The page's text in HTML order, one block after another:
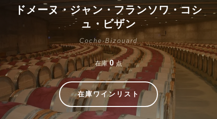
ドメーヌ・ジャン・フランソワ・コシ
ュ・ビザン
Coche-Bizouard
在庫0 点
在庫ワインリスト